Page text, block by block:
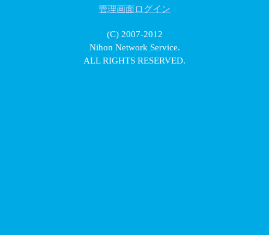
管理画面ログイン
(C) 2007-2012
Nihon Network Service.
ALL RIGHTS RESERVED.